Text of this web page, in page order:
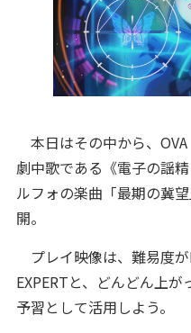
本日はその中から、
劇中歌である《電子の謡
ルフォの楽曲「最期の冀
開。
プレイ映像は、難易度が
EXPERTと、どんどん上
予習として活用しよう。